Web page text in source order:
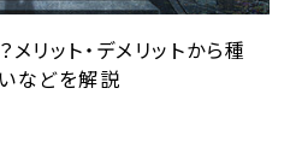
リット・デメリットから種
などを解説